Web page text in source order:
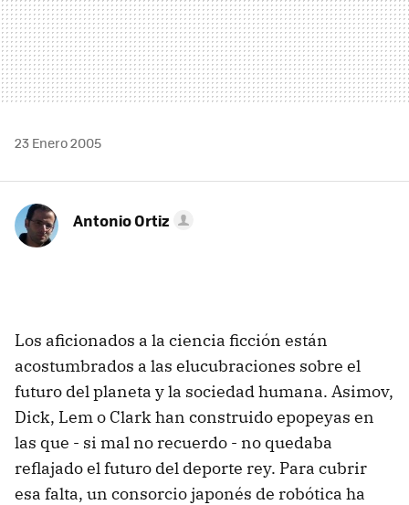
23 Enero 2005
Antonio Ortiz
Los aficionados a la ciencia ficción están
acostumbrados a las elucubraciones sobre el
futuro del planeta y la sociedad humana. Asimov,
Dick, Lem o Clark han construido epopeyas en
las que - si mal no recuerdo - no quedaba
reflajado el futuro del deporte rey. Para cubrir
esa falta, un consorcio japonés de robótica ha